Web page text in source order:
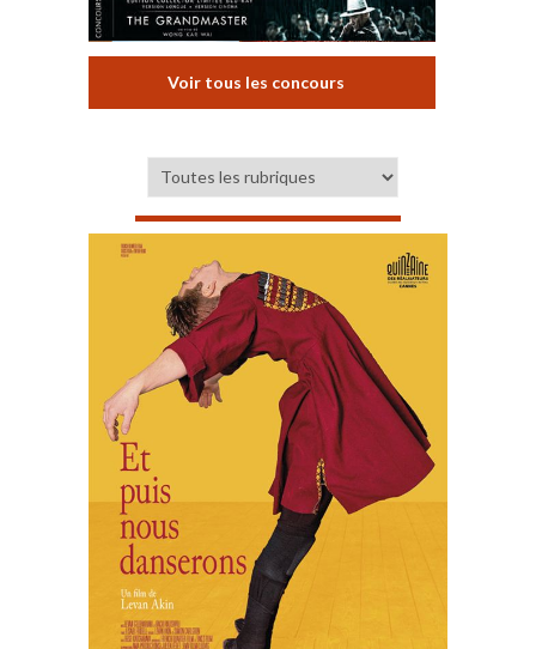
Voir tous les concours